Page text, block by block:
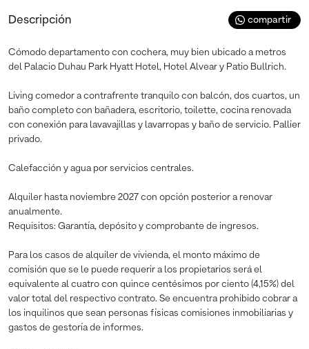
Descripción compartir
Cómodo departamento con cochera, muy bien ubicado a metros
del Palacio Duhau Park Hyatt Hotel, Hotel Alvear y Patio Bullrich.
Living comedor a contrafrente tranquilo con balcón, dos cuartos, un
baño completo con bañadera, escritorio, toilette, cocina renovada
con conexión para lavavajillas y lavarropas y baño de servicio. Pallier
privado.
Calefacción y agua por servicios centrales.
Alquiler hasta noviembre 2027 con opción posterior a renovar
anualmente.
Requisitos: Garantía, depósito y comprobante de ingresos.
Para los casos de alquiler de vivienda, el monto máximo de
comisión que se le puede requerir a los propietarios será el
equivalente al cuatro con quince centésimos por ciento (4,15%) del
valor total del respectivo contrato. Se encuentra prohibido cobrar a
los inquilinos que sean personas físicas comisiones inmobiliarias y
gastos de gestoría de informes.